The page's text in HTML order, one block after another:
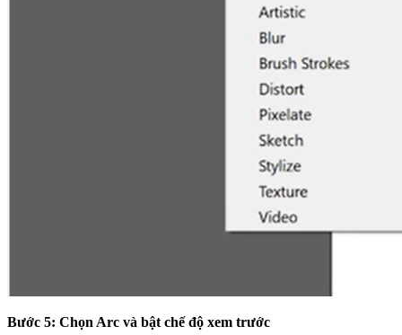
Bước 5: Chọn Arc và bật chế độ xem trước